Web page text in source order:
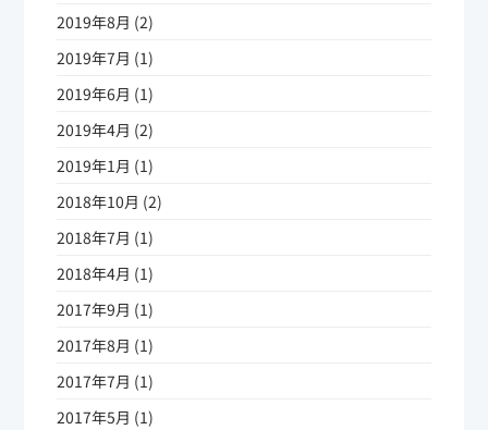
2019年8月 (2)
2019年7月 (1)
2019年6月 (1)
2019年4月 (2)
2019年1月 (1)
2018年10月 (2)
2018年7月 (1)
2018年4月 (1)
2017年9月 (1)
2017年8月 (1)
2017年7月 (1)
2017年5月 (1)